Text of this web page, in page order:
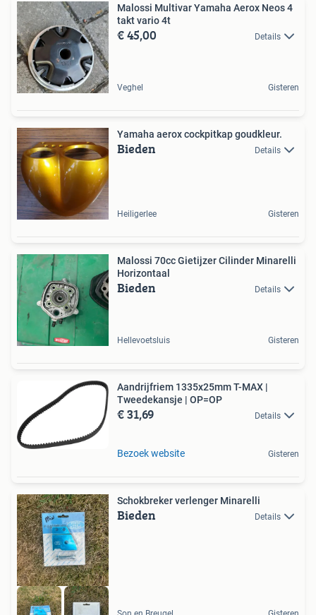
Malossi Multivar Yamaha Aerox Neos 4
takt vario 4t
€ 45,00 Details
Veghel Gisteren
Yamaha aerox cockpitkap goudkleur.
Bieden Details
Heiligerlee Gisteren
Malossi 70cc Gietijzer Cilinder Minarelli
Horizontaal
Bieden Details
Hellevoetsluis Gisteren
Aandrijfriem 1335x25mm T-MAX |
Tweedekansje | OP=OP
€ 31,69 Details
Bezoek website Gisteren
Schokbreker verlenger Minarelli
Bieden Details